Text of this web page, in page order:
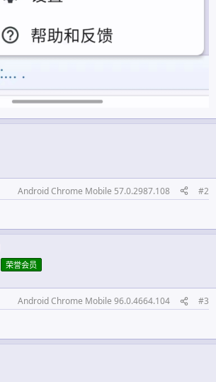
Android Chrome Mobile 57.0.2987.108 #2
荣誉会员
Android Chrome Mobile 96.0.4664.104 #3